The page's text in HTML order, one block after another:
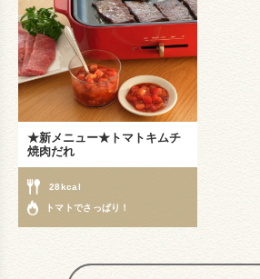
★新メニュー★トマトキムチ
焼肉だれ
28kcal
トマトでさっぱり！